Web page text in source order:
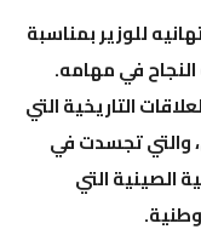
للوزير بمناسبة
في مهامه.
التاريخية التي
والتي تجسدت في
الصينية التي